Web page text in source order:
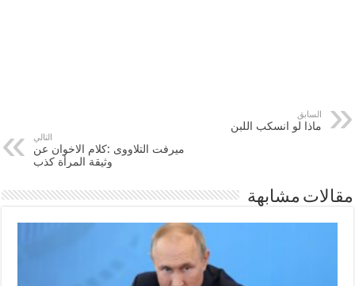
السابق
ماذا لو انسكب اللبن
التالي
ميرفت التلاووى :كلام الاخوان عن
وثيقة المرأة كذب
مقالات مشابهة